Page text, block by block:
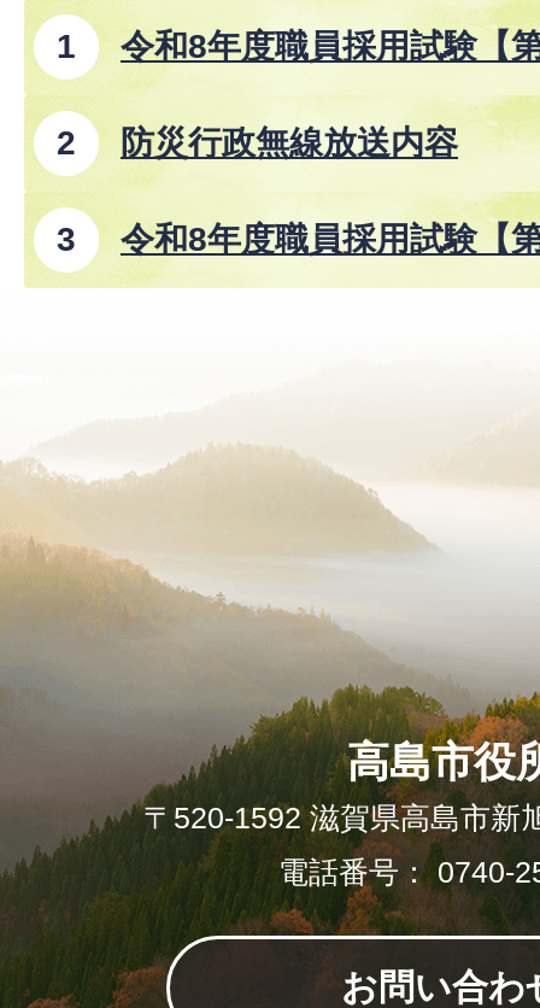
令和8年度職員採用試験【
防災行政無線放送内容
令和8年度職員採用試験【
高島市役
〒520-1592 滋賀県高島市新
電話番号： 0740-
お問い合わ